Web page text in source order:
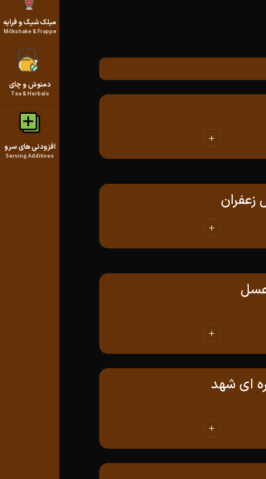
میلک شیک و فراپه
Milkshake & Frappe
دمنوش و چای
Tea & Herbals
افزودنی های سرو
Serving Additives
عسل
ای شهد